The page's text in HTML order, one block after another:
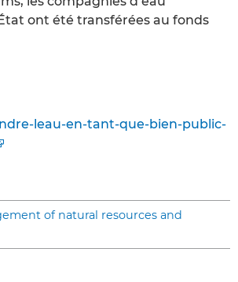
ont été transférées au fonds
leau-en-tant-que-bien-public-
of natural resources and